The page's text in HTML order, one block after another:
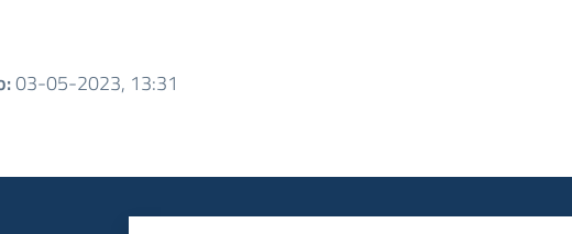
:03-05-2023, 13:31